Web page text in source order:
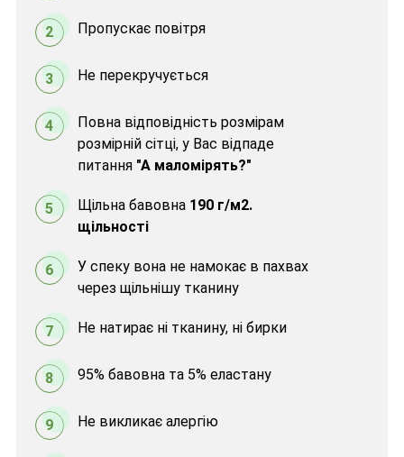
2 Пропускає повітря
3 Не перекручується
4
Повна відповідність розмірам
розмірній сітці, у Вас відпаде
питання "А маломірять?"
5 Щільна бавовна 190 г/м2.
щільності
6
У спеку вона не намокає в пахвах
через щільнішу тканину
7 Не натирає ні тканину, ні бирки
8 95% бавовна та 5% еластану
9 Не викликає алергію